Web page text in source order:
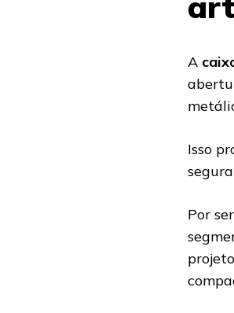
A
Isso
Por